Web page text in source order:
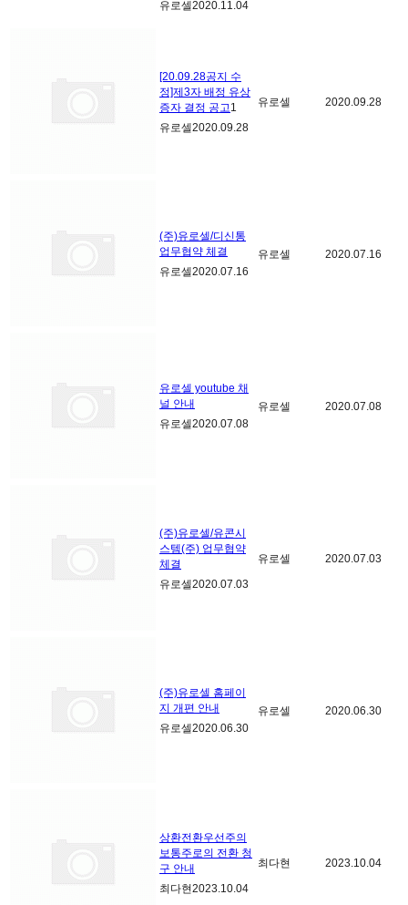
유로셀2020.11.04
[20.09.28공지 수
정]제3자 배정 유상
증자 결정 공고 1
유로셀2020.09.28
유로셀 2020.09.28
(주)유로셀/디신통
업무협약 체결
유로셀2020.07.16
유로셀 2020.07.16
유로셀 youtube 채
널 안내
유로셀2020.07.08
유로셀 2020.07.08
(주)유로셀/유콘시
스템(주) 업무협약
체결
유로셀2020.07.03
유로셀 2020.07.03
(주)유로셀 홈페이
지 개편 안내
유로셀2020.06.30
유로셀 2020.06.30
상환전환우선주의
보통주로의 전환 청
구 안내
최다현2023.10.04
최다현 2023.10.04